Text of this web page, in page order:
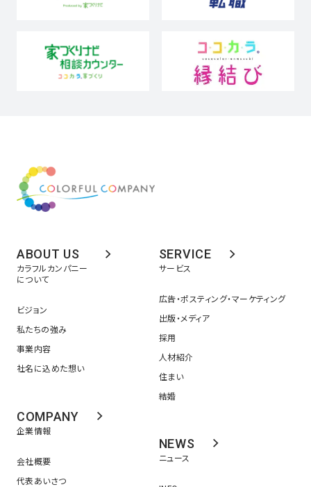
ABOUT US
カラフルカンパニー
について
ビジョン
私たちの強み
事業内容
社名に込めた想い
SERVICE
サービス
広告・ポスティング・マーケティング
出版・メディア
採用
人材紹介
住まい
結婚
COMPANY
企業情報
会社概要
代表あいさつ
NEWS
ニュース